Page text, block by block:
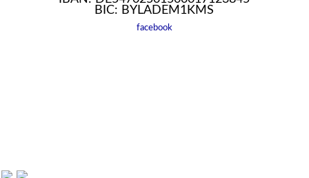
BIC: BYLADEM1KMS
facebook